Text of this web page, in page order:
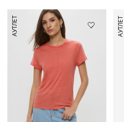
АУТЛЕТ АУТЛЕТ